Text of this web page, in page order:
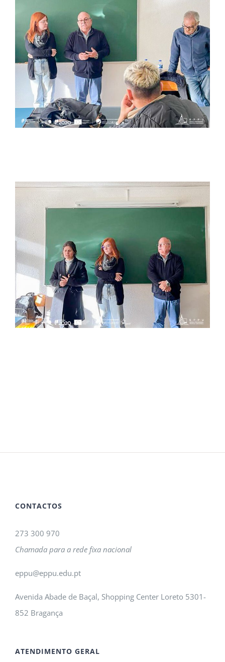
CONTACTOS
273 300 970
Chamada para a rede fixa nacional
eppu@eppu.edu.pt
Avenida Abade de Baçal, Shopping Center Loreto 5301-
852 Bragança
ATENDIMENTO GERAL